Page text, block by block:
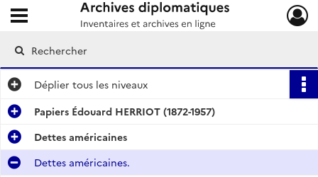
Archives diplomatiques
Ouvrir le menu déroulant
Déplier tous les niveaux
Papiers Édouard HERRIOT (1872-1957)
Dettes américaines
Dettes américaines.